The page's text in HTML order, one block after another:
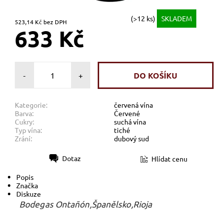
523,14 Kč bez DPH (>12 ks) SKLADEM
633 Kč
- +
Kategorie:
červená vína
Barva:
Červené
Cukry:
suchá vína
Typ vína:
tiché
Zrání:
dubový sud
Dotaz Hlídat cenu
Popis
Značka
Diskuze
Bodegas Ontañón,Španělsko,Rioja